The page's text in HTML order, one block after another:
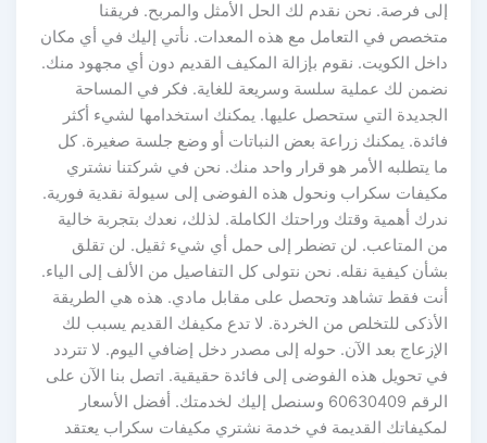
إلى فرصة. نحن نقدم لك الحل الأمثل والمربح. فريقنا
متخصص في التعامل مع هذه المعدات. نأتي إليك في أي مكان
داخل الكويت. نقوم بإزالة المكيف القديم دون أي مجهود منك.
نضمن لك عملية سلسة وسريعة للغاية. فكر في المساحة
الجديدة التي ستحصل عليها. يمكنك استخدامها لشيء أكثر
فائدة. يمكنك زراعة بعض النباتات أو وضع جلسة صغيرة. كل
ما يتطلبه الأمر هو قرار واحد منك. نحن في شركتنا نشتري
مكيفات سكراب ونحول هذه الفوضى إلى سيولة نقدية فورية.
ندرك أهمية وقتك وراحتك الكاملة. لذلك، نعدك بتجربة خالية
من المتاعب. لن تضطر إلى حمل أي شيء ثقيل. لن تقلق
بشأن كيفية نقله. نحن نتولى كل التفاصيل من الألف إلى الياء.
أنت فقط تشاهد وتحصل على مقابل مادي. هذه هي الطريقة
الأذكى للتخلص من الخردة. لا تدع مكيفك القديم يسبب لك
الإزعاج بعد الآن. حوله إلى مصدر دخل إضافي اليوم. لا تتردد
في تحويل هذه الفوضى إلى فائدة حقيقية. اتصل بنا الآن على
الرقم 60630409 وسنصل إليك لخدمتك. أفضل الأسعار
لمكيفاتك القديمة في خدمة نشتري مكيفات سكراب يعتقد